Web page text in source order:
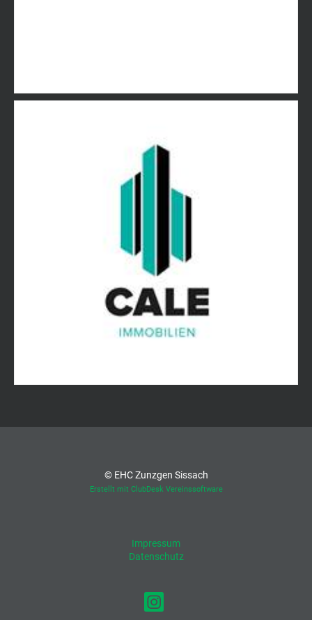
© EHC Zunzgen Sissach
Erstellt mit ClubDesk Vereinssoftware
Impressum
Datenschutz